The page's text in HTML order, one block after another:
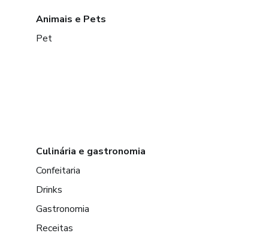
Animais e Pets
Pet
Culinária e gastronomia
Confeitaria
Drinks
Gastronomia
Receitas